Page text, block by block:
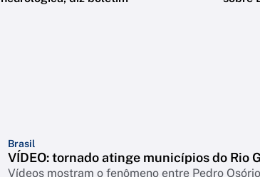
Brasil
VÍDEO: tornado atinge municípios do Rio
Vídeos mostram o fenômeno entre Pedro